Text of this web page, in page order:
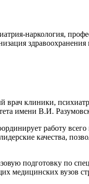
наркология,
здравоохранения
клиники,
имени В.И.
работу
качества,
подготовку по
медицинских вузов